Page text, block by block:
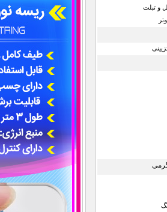
و تبلت